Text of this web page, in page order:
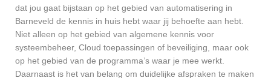
dat jou gaat bijstaan op het gebied van automatisering in
Barneveld de kennis in huis hebt waar jij behoefte aan hebt.
Niet alleen op het gebied van algemene kennis voor
systeembeheer, Cloud toepassingen of beveiliging, maar ook
op het gebied van de programma’s waar je mee werkt.
Daarnaast is het van belang om duidelijke afspraken te maken